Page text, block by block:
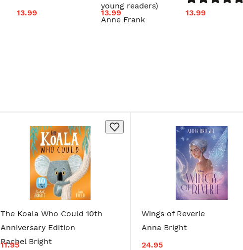
13.99
young readers)
Anne Frank
13.99 13.99
The Koala Who Could 10th
Anniversary Edition
Rachel Bright
11.95
Wings of Reverie
Anna Bright
24.95